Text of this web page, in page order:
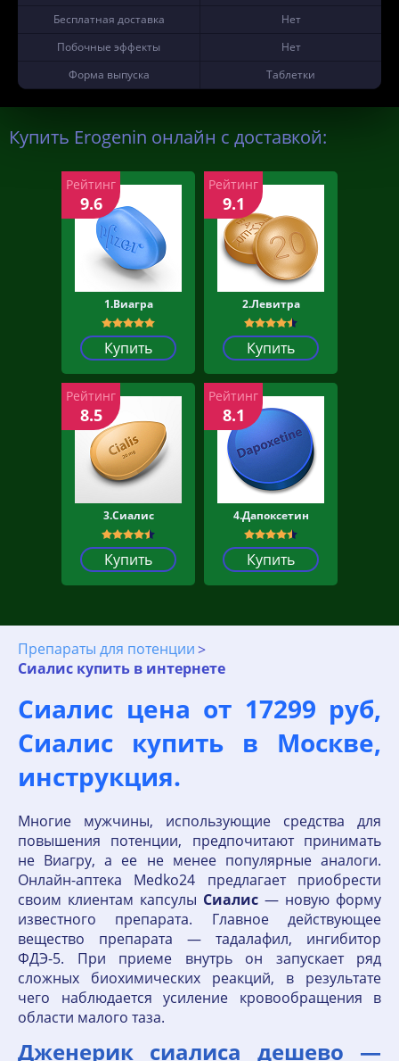
Бесплатная доставка
Нет
Побочные эффекты
Нет
Форма выпуска
Таблетки
Купить Erogenin онлайн с доставкой:
1.Виагра
Купить
Рейтинг
9.6
2.Левитра
Купить
Рейтинг
9.1
3.Сиалис
Купить
Рейтинг
8.5
4.Дапоксетин
Купить
Рейтинг
8.1
Препараты для потенции
Сиалис купить в интернете
Сиалис цена от 17299 руб,
Сиалис купить в Москве,
инструкция.
Многие мужчины, использующие средства для
повышения потенции, предпочитают принимать
не Виагру, а ее не менее популярные аналоги.
Онлайн-аптека Medko24 предлагает приобрести
своим клиентам капсулы Сиалис — новую форму
известного препарата. Главное действующее
вещество препарата — тадалафил, ингибитор
ФДЭ-5. При приеме внутрь он запускает ряд
сложных биохимических реакций, в результате
чего наблюдается усиление кровообращения в
области малого таза.
Дженерик сиалиса дешево —